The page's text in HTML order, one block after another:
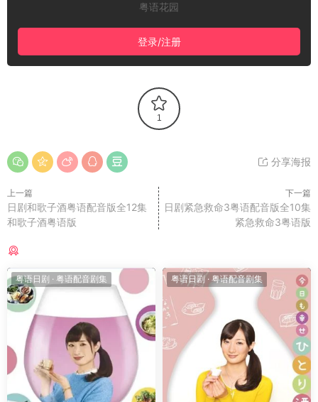
粤语花园
登录/注册
1
分享海报
上一篇
日剧和歌子酒粤语配音版全12集
和歌子酒粤语版
下一篇
日剧紧急救命3粤语配音版全10集
紧急救命3粤语版
粤语日剧 · 粤语配音剧集 粤语日剧 · 粤语配音剧集